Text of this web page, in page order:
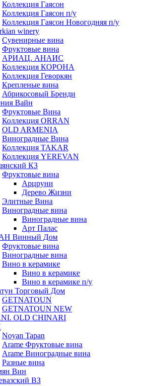
Коллекция Гаясон
Коллекция Гаясон п/у
Коллекция Гаясон Новогодняя п/у
winery
Сувенирные вина
Фруктовые вина
АРИАЦ. АНАИС
Коллекция КОРОНА
Коллекция Геворкян
Крепленые вина
Абрикосовый Бренди
Вайн
Фруктовые Вина
Коллекция ORRAN
OLD ARMENIA
Виноградные Вина
Коллекция TAKAR
Коллекция YEREVAN
КЗ
Фруктовые вина
Арцруни
Дерево Жизни
Элитные Вина
Виноградные вина
Виноградные вина
Арт Палас
Винный Дом
Фруктовые вина
Виноградные вина
Вино в керамике
Вино в керамике
Вино в керамике п/у
Торговый Дом
GETNATOUN
GETNATOUN NEW
OLD CHINARI
Noyan Tapan
Arame Фруктовые вина
Arame Виноградные вина
Разные вина
Вин
ВЗ